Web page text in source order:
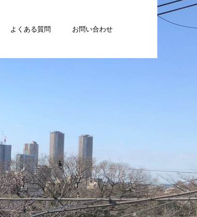
よくある質問 お問い合わせ